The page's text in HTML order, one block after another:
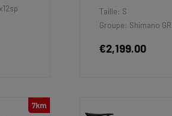
Taille: S
Groupe: Shimano
€2,199.00
7km